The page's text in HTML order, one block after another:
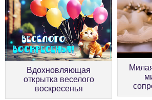
Вдохновляющая
открытка веселого
воскресенья